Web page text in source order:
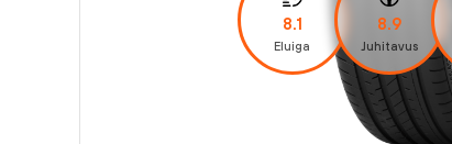
8.1
Eluiga
8.9
Juhitavus